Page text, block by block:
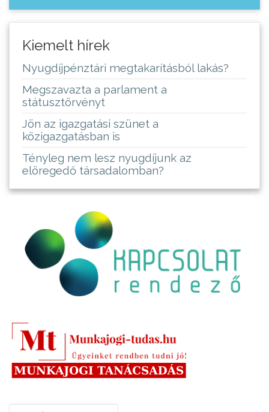
Kiemelt hírek
Nyugdíjpénztári megtakarításból lakás?
Megszavazta a parlament a
státusztörvényt
Jön az igazgatási szünet a
közigazgatásban is
Tényleg nem lesz nyugdíjunk az
elöregedő társadalomban?